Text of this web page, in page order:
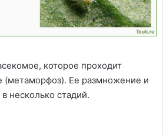
которое проходит
(метаморфоз). Ее размножение и
несколько стадий.